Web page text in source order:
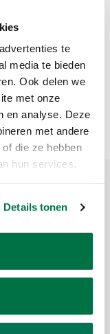
te
media te bieden
Ook delen we
met onze
en analyse. Deze
met andere
die ze hebben
hun services.
Details tonen
1
offers via email